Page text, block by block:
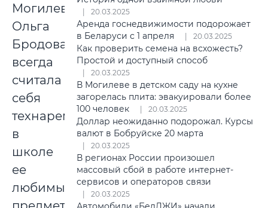
Могилевчанка
Ольга
Бродова
всегда
считала
себя
технарем:
в
школе
ее
любимыми
20.03.2025
Аренда госнедвижимости подорожает
в Беларуси с 1 апреля
20.03.2025
Как проверить семена на всхожесть?
Простой и доступный способ
20.03.2025
В Могилеве в детском саду на кухне
загорелась плита: эвакуировали более
100 человек
20.03.2025
Доллар неожиданно подорожал. Курсы
валют в Бобруйске 20 марта
20.03.2025
В регионах России произошел
массовый сбой в работе интернет-
сервисов и операторов связи
20.03.2025